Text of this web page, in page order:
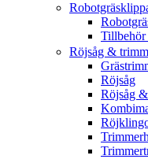
Tillbehör
Röjsåg &
Röjsåg
Röjsåg